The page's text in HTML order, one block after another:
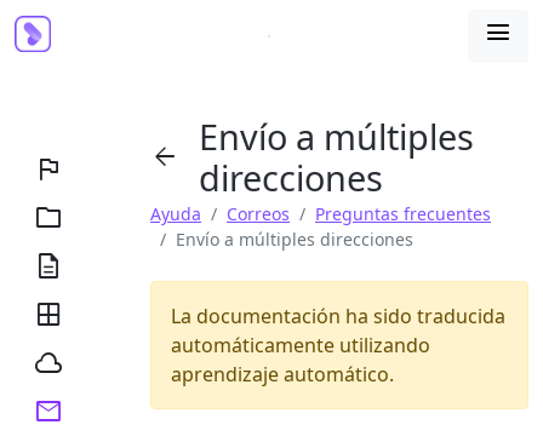








Envío a múltiples
direcciones
Ayuda Correos
Preguntas frecuentes
Envío a múltiples direcciones
La documentación ha sido traducida
automáticamente utilizando
aprendizaje automático.